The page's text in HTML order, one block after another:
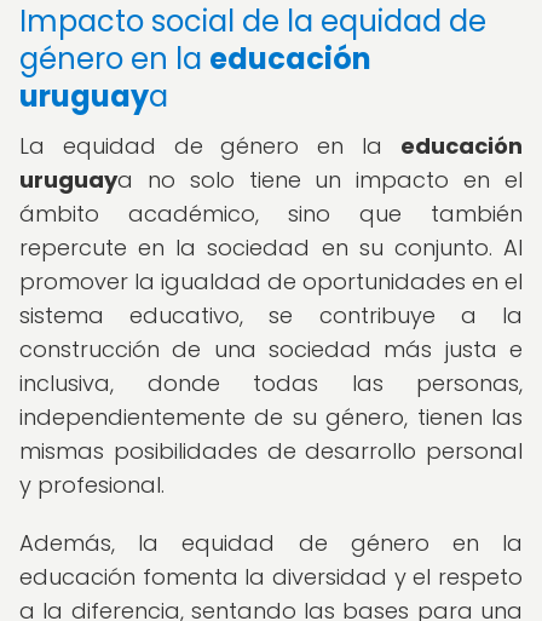
Impacto social de la equidad de
género en la educación
uruguaya
La equidad de género en la educación
uruguaya no solo tiene un impacto en el
ámbito académico, sino que también
repercute en la sociedad en su conjunto. Al
promover la igualdad de oportunidades en el
sistema educativo, se contribuye a la
construcción de una sociedad más justa e
inclusiva, donde todas las personas,
independientemente de su género, tienen las
mismas posibilidades de desarrollo personal
y profesional.
Además, la equidad de género en la
educación fomenta la diversidad y el respeto
a la diferencia, sentando las bases para una